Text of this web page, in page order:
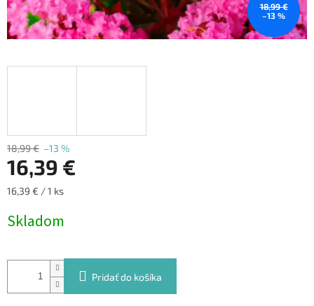
18,99 €
–13 %
18,99 € –13 %
16,39 €
Jednotková
16,39 € / 1 ks
Skladom
Pridať do košíka